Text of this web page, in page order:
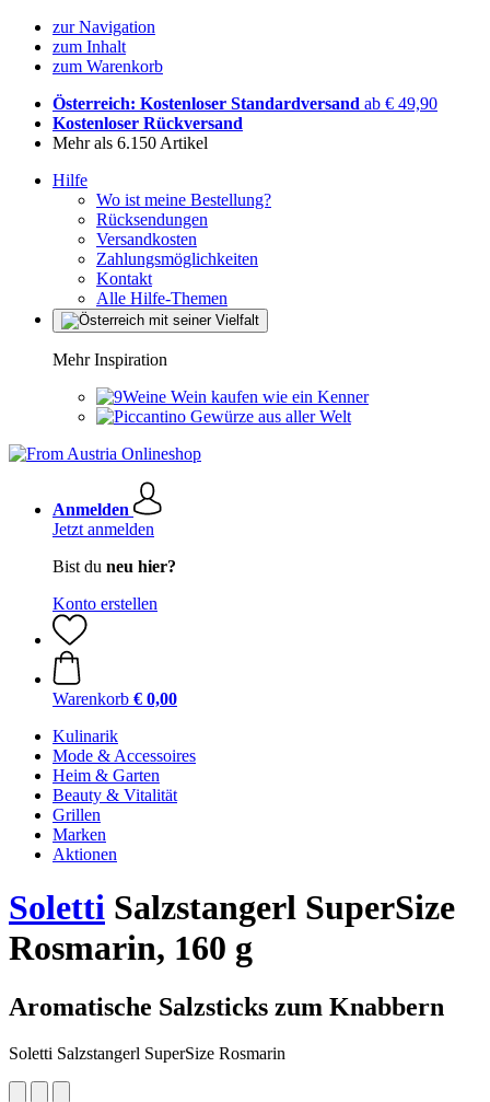
zur Navigation
zum Inhalt
zum Warenkorb
Österreich: Kostenloser Standardversand ab € 49,90
Kostenloser Rückversand
Mehr als 6.150 Artikel
Hilfe
Wo ist meine Bestellung?
Rücksendungen
Versandkosten
Zahlungsmöglichkeiten
Kontakt
Alle Hilfe-Themen
Mehr Inspiration
Wein kaufen wie ein Kenner
Gewürze aus aller Welt
Anmelden
Jetzt anmelden
Bist du neu hier?
Konto erstellen
Warenkorb € 0,00
Kulinarik
Mode & Accessoires
Heim & Garten
Beauty & Vitalität
Grillen
Marken
Aktionen
Soletti Salzstangerl SuperSize
Rosmarin, 160 g
Aromatische Salzsticks zum Knabbern
Soletti Salzstangerl SuperSize Rosmarin